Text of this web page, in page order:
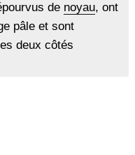
de noyau, ont
pâle et sont
deux côtés